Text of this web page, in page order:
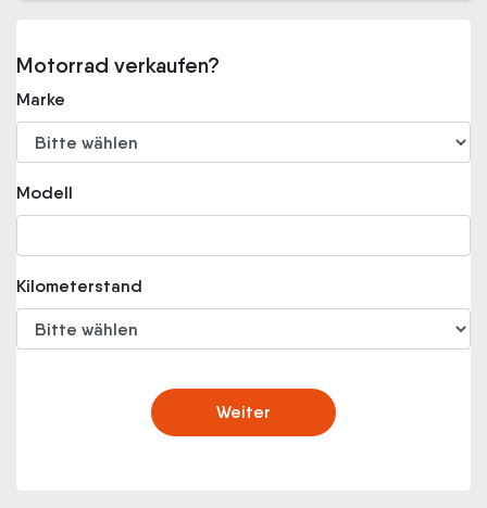
Motorrad verkaufen?
Marke
Modell
Kilometerstand
Weiter